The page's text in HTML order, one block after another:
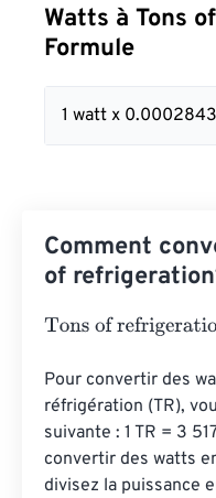
Watts à Tons
Formule
1 watt x
Comment
of
Tons of refrigeration=
Pour convertir des
réfrigération (TR),
suivante : 1 TR = 3
convertir des watts
divisez la puissance